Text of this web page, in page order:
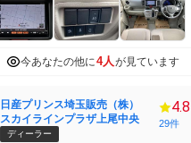
今あなたの他に4人が見ています
日産プリンス埼玉販売（株）
スカイラインプラザ上尾中央
ディーラー
4.8
29件